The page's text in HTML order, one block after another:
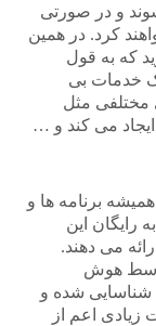
و در صورتی
کرد. در همین
که به قول
خدمات بی
مختلفی مثل
می کند و …
برنامه ها و
رایگان این
می دهند.
هوش
شناسایی شده و
زیادی اعم از